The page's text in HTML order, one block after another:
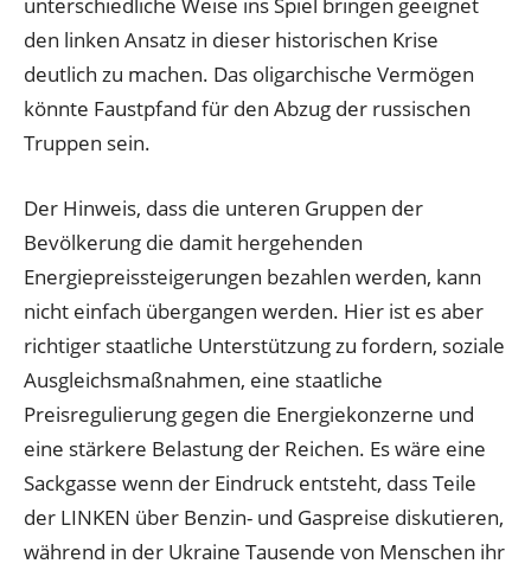
unterschiedliche Weise ins Spiel bringen geeignet
den linken Ansatz in dieser historischen Krise
deutlich zu machen. Das oligarchische Vermögen
könnte Faustpfand für den Abzug der russischen
Truppen sein.
Der Hinweis, dass die unteren Gruppen der
Bevölkerung die damit hergehenden
Energiepreissteigerungen bezahlen werden, kann
nicht einfach übergangen werden. Hier ist es aber
richtiger staatliche Unterstützung zu fordern, soziale
Ausgleichsmaßnahmen, eine staatliche
Preisregulierung gegen die Energiekonzerne und
eine stärkere Belastung der Reichen. Es wäre eine
Sackgasse wenn der Eindruck entsteht, dass Teile
der LINKEN über Benzin- und Gaspreise diskutieren,
während in der Ukraine Tausende von Menschen ihr